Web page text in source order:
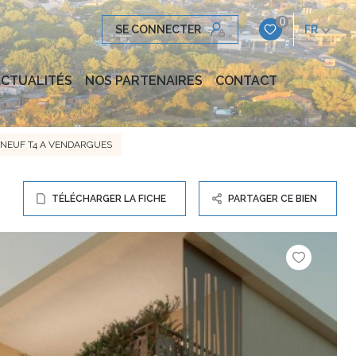
SE CONNECTER
0
FR
NOS PARTENAIRES CONTACT
T4 A VENDARGUES
TÉLÉCHARGER LA FICHE PARTAGER CE BIEN